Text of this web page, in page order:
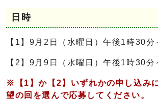
日時
【1】9月2日（水曜日）午後1時30
【2】9月9日（水曜日）午後1時30
※【1】か【2】いずれかの申し込み
望の回を選んで応募してください。